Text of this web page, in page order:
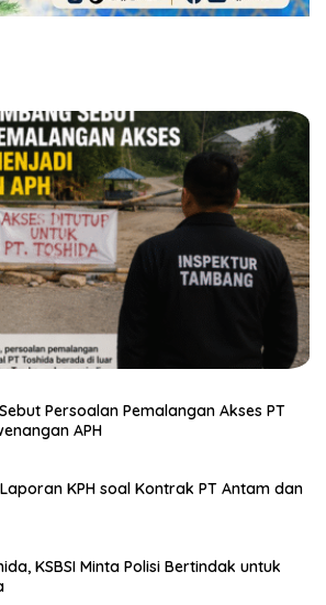
Persoalan Pemalangan Akses PT
APH
KPH soal Kontrak PT Antam dan
KSBSI Minta Polisi Bertindak untuk